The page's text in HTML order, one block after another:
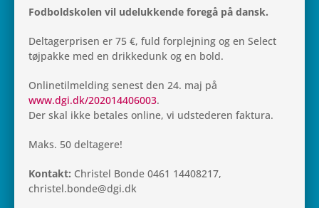
Fod­boldsko­len vil ude­luk­kende foregå på dansk.
Del­ta­ger­pri­sen er 75 €, fuld for­plej­ning og en Select
tøj­pakke med en drik­ke­dunk og en bold.
Onli­ne­til­mel­ding senest den 24. maj på
www.dgi.dk/202014406003.
Der skal ikke beta­les online, vi udste­de­ren faktura.
Maks. 50 deltagere!
Kon­takt: Chri­stel Bonde 0461 14408217,
christel.bonde@dgi.dk